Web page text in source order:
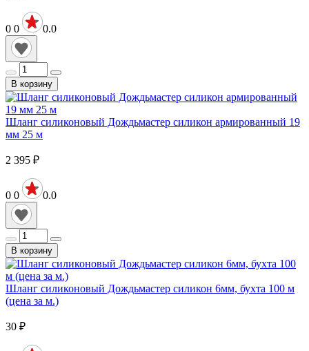
0 0 0.0
В корзину
Шланг силиконовый Дождьмастер силикон армированный 19
мм 25 м
2 395 ₽
0 0 0.0
В корзину
Шланг силиконовый Дождьмастер силикон 6мм, бухта 100 м
(цена за м.)
30 ₽